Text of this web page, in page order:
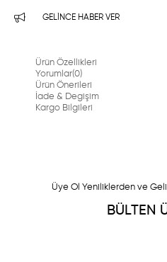
GELINCE HABER VER
Ürün Özellikleri
Yorumlar(0)
Ürün Önerileri
İade & Degişim
Kargo Bilgileri
Üye Ol Yeniliklerden ve
BÜLTEN